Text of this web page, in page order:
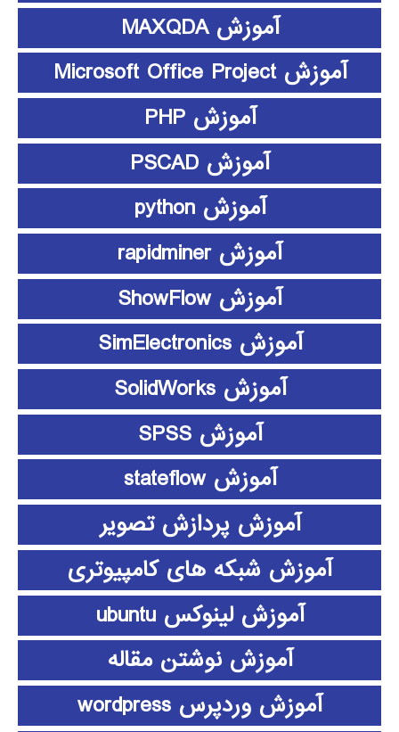
آموزش MAXQDA
آموزش Microsoft Office Project
آموزش PHP
آموزش PSCAD
آموزش python
آموزش rapidminer
آموزش ShowFlow
آموزش SimElectronics
آموزش SolidWorks
آموزش SPSS
آموزش stateflow
آموزش پردازش تصویر
آموزش شبکه های کامپیوتری
آموزش لینوکس ubuntu
آموزش نوشتن مقاله
آموزش وردپرس wordpress